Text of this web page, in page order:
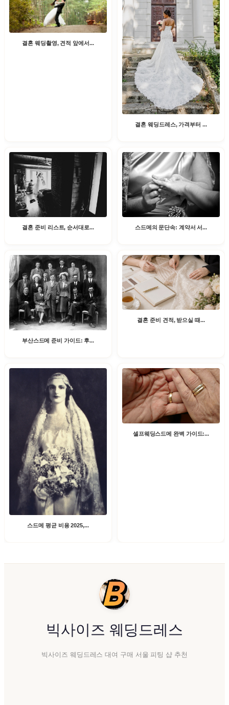
결혼 웨딩촬영, 견적 앞에서...
결혼 웨딩드레스, 가격부터 ...
결혼 준비 리스트, 순서대로... 스드메의 문단속: 계약서 서...
부산스드메 준비 가이드: 후...
결혼 준비 견적, 받으실 때...
스드메 평균 비용 2025,...
셀프웨딩스드메 완벽 가이드:...
빅사이즈 웨딩드레스
빅사이즈 웨딩드레스 대여 구매 서울 피팅 샵 추천